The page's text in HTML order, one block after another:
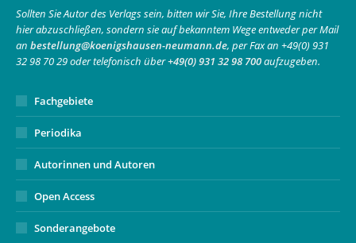
in
new
window
in
new
window
opens
in
new
window
Sollten Sie Autor des Verlags sein, bitten wir Sie, Ihre Bestellung nicht
hier abzuschließen, sondern sie auf bekanntem Wege entweder per Mail
an bestellung@koenigshausen-neumann.de, per Fax an +49(0) 931
32 98 70 29 oder telefonisch über+49(0) 931 32 98 700aufzugeben.
Fachgebiete
Periodika
Autorinnen und Autoren
Open Access
Sonderangebote